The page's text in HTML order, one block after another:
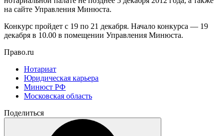
на сайте Управления Минюста.
Конкурс пройдет с 19 по 21 декабря. Начало конкурса — 19
декабря в 10.00 в помещении Управления Минюста.
Право.ru
Нотариат
Юридическая карьера
Минюст РФ
Московская область
Поделиться